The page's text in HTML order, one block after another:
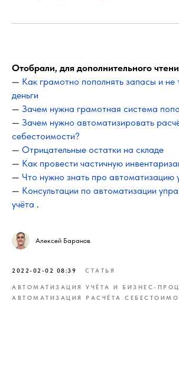
Отобрали, для дополнительного
— Как грамотно пополнять запасы и не
деньги
— Зачем нужна грамотная система
— Зачем нужно автоматизировать
себестоимости?
— Отрицательные остатки на складе
— Как провести частичную
— Что нужно знать про автоматизацию
— Консультации по автоматизации
учёта .
Алексей Баранов
2022-02-02 08:39 СТАТЬЯ
АВТОМАТИЗАЦИЯ УЧЁТА И БИЗНЕС-
АВТОМАТИЗАЦИЯ РАСЧЁТА